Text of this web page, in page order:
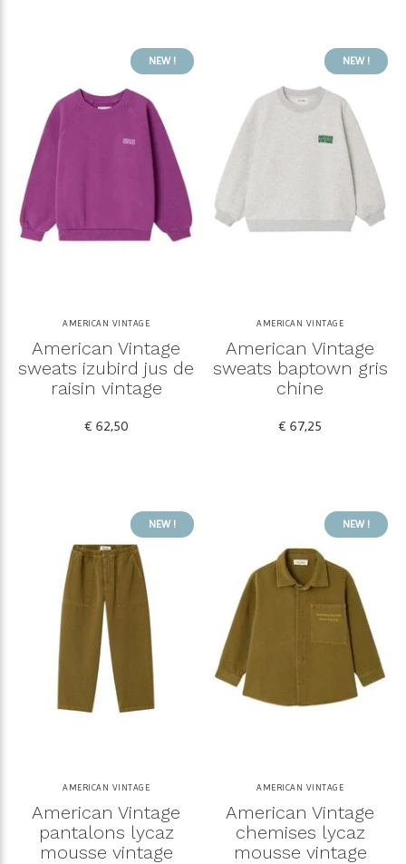
NEW !
AMERICAN VINTAGE
American Vintage
sweats izubird jus de
raisin vintage
€ 62,50
NEW !
AMERICAN VINTAGE
American Vintage
sweats baptown gris
chine
€ 67,25
NEW !
AMERICAN VINTAGE
American Vintage
pantalons lycaz
mousse vintage
NEW !
AMERICAN VINTAGE
American Vintage
chemises lycaz
mousse vintage